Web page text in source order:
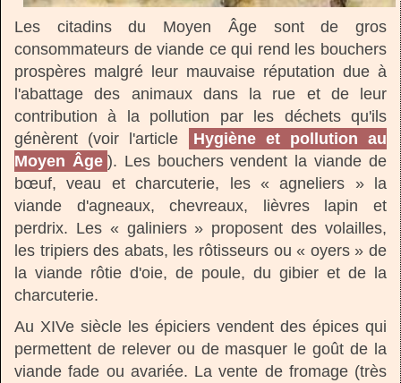
Les citadins du Moyen Âge sont de gros
consommateurs de viande ce qui rend les bouchers
prospères malgré leur mauvaise réputation due à
l'abattage des animaux dans la rue et de leur
contribution à la pollution par les déchets qu'ils
génèrent (voir l'article
Hygiène et pollution au
Moyen Âge ). Les bouchers vendent la viande de
bœuf, veau et charcuterie, les « agneliers » la
viande d'agneaux, chevreaux, lièvres lapin et
perdrix. Les « galiniers » proposent des volailles,
les tripiers des abats, les rôtisseurs ou « oyers » de
la viande rôtie d'oie, de poule, du gibier et de la
charcuterie.
Au XIVe siècle les épiciers vendent des épices qui
permettent de relever ou de masquer le goût de la
viande fade ou avariée. La vente de fromage (très